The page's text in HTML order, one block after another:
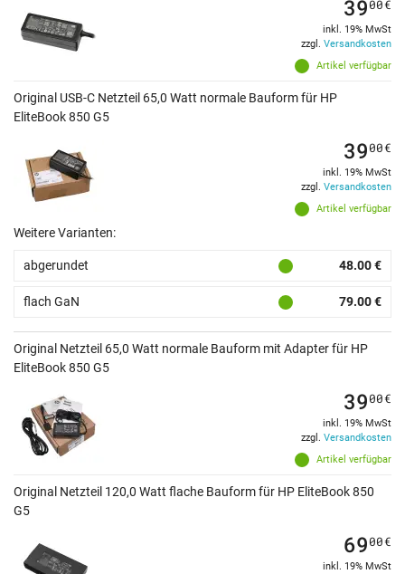
Artikel verfügbar
3900€
inkl. 19% MwSt
zzgl. Versandkosten
Original USB-C Netzteil 65,0 Watt normale Bauform für HP
EliteBook 850 G5
Artikel verfügbar
3900€
inkl. 19% MwSt
zzgl. Versandkosten
Weitere Varianten:
abgerundet 48.00 €
flach GaN 79.00 €
Original Netzteil 65,0 Watt normale Bauform mit Adapter für HP
EliteBook 850 G5
Artikel verfügbar
3900€
inkl. 19% MwSt
zzgl. Versandkosten
Original Netzteil 120,0 Watt flache Bauform für HP EliteBook 850
G5
6900€
inkl. 19% MwSt